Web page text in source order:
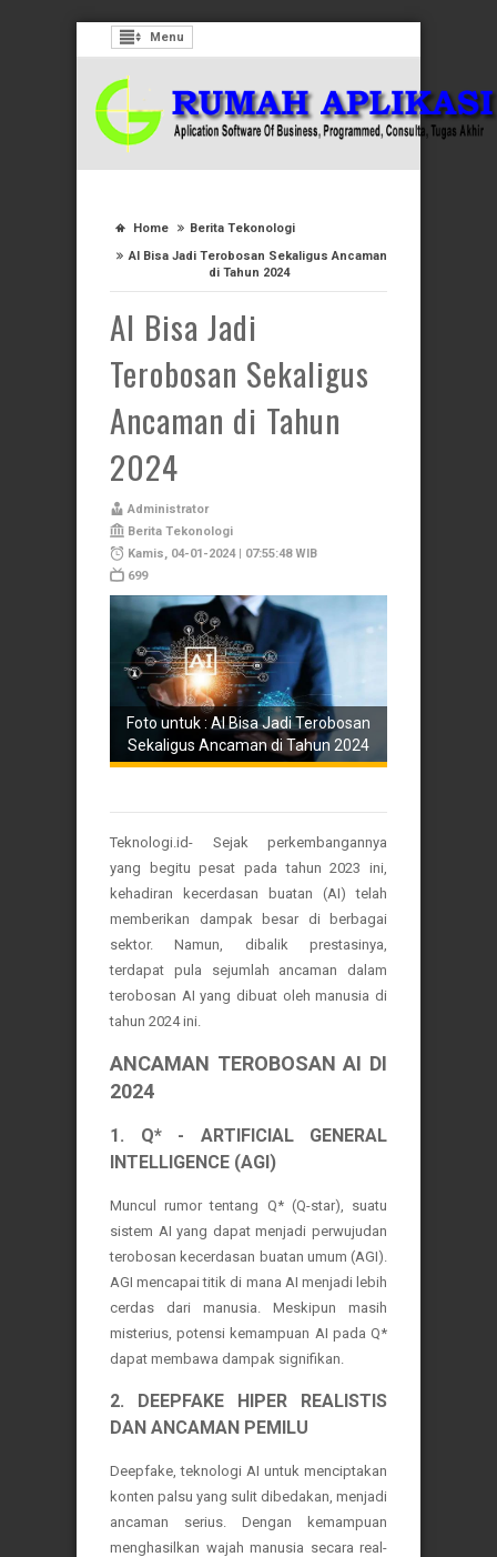
Menu
Home
Berita Tekonologi
AI Bisa Jadi Terobosan Sekaligus Ancaman
di Tahun 2024
AI Bisa Jadi
Terobosan Sekaligus
Ancaman di Tahun
2024
Administrator
Berita Tekonologi
Kamis, 04-01-2024 | 07:55:48 WIB
699
Foto untuk : AI Bisa Jadi Terobosan
Sekaligus Ancaman di Tahun 2024
Teknologi.id- Sejak perkembangannya
yang begitu pesat pada tahun 2023 ini,
kehadiran kecerdasan buatan (AI) telah
memberikan dampak besar di berbagai
sektor. Namun, dibalik prestasinya,
terdapat pula sejumlah ancaman dalam
terobosan AI yang dibuat oleh manusia di
tahun 2024 ini.
ANCAMAN TEROBOSAN AI DI
2024
1. Q* - ARTIFICIAL GENERAL
INTELLIGENCE (AGI)
Muncul rumor tentang Q* (Q-star), suatu
sistem AI yang dapat menjadi perwujudan
terobosan kecerdasan buatan umum (AGI).
AGI mencapai titik di mana AI menjadi lebih
cerdas dari manusia. Meskipun masih
misterius, potensi kemampuan AI pada Q*
dapat membawa dampak signifikan.
2. DEEPFAKE HIPER REALISTIS
DAN ANCAMAN PEMILU
Deepfake, teknologi AI untuk menciptakan
konten palsu yang sulit dibedakan, menjadi
ancaman serius. Dengan kemampuan
menghasilkan wajah manusia secara real-